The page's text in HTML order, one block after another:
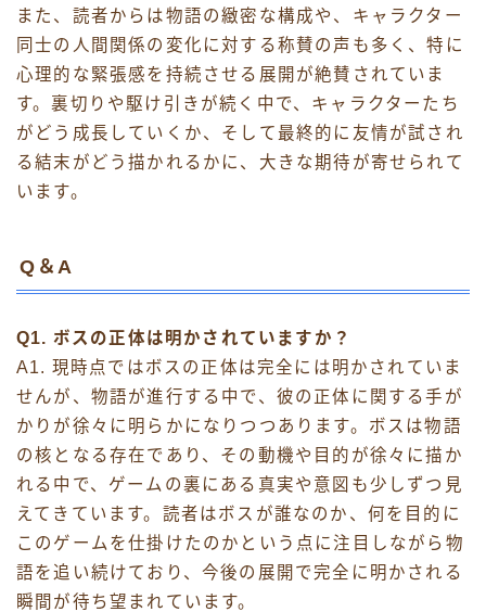
また、読者からは物語の緻密な構成や、キャラクター
同士の人間関係の変化に対する称賛の声も多く、特に
心理的な緊張感を持続させる展開が絶賛されていま
す。裏切りや駆け引きが続く中で、キャラクターたち
がどう成長していくか、そして最終的に友情が試され
る結末がどう描かれるかに、大きな期待が寄せられて
います。
Q＆A
Q1. ボスの正体は明かされていますか？
A1. 現時点ではボスの正体は完全には明かされていま
せんが、物語が進行する中で、彼の正体に関する手が
かりが徐々に明らかになりつつあります。ボスは物語
の核となる存在であり、その動機や目的が徐々に描か
れる中で、ゲームの裏にある真実や意図も少しずつ見
えてきています。読者はボスが誰なのか、何を目的に
このゲームを仕掛けたのかという点に注目しながら物
語を追い続けており、今後の展開で完全に明かされる
瞬間が待ち望まれています。